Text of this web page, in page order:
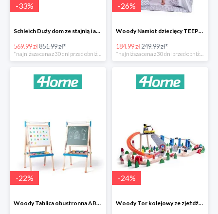
-33%
Schleich Duży dom ze stajnią i akcesoriami -33%
569.99 zł851.99 zł*
-26%
Woody Namiot dziecięcy TEEPEE -26%
184.99 zł249.99 zł*
-22%
Woody Tablica obustronna ABC -22%
-24%
Woody Tor kolejowy ze zjeżdżalnią i żurawiem -24%